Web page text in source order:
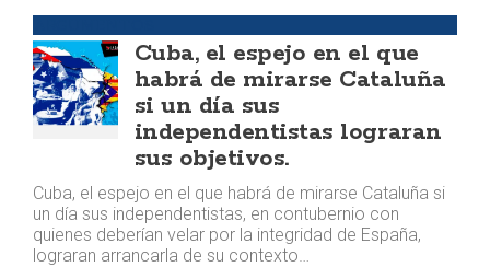
Cuba, el espejo en el que
habrá de mirarse Cataluña
si un día sus
independentistas lograran
sus objetivos.
Cuba, el espejo en el que habrá de mirarse Cataluña si
un día sus independentistas, en contubernio con
quienes deberían velar por la integridad de España,
lograran arrancarla de su contexto…